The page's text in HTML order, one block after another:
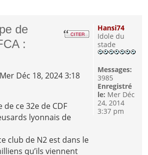
de
:
Déc 18, 2024 3:18
ce 32e de CDF
lyonnais de
club de N2 est dans le
qu’ils viennent
Hansi74
Idole du
stade
Messages:
3985
Enregistré
le: Mer Déc
24, 2014
3:37 pm